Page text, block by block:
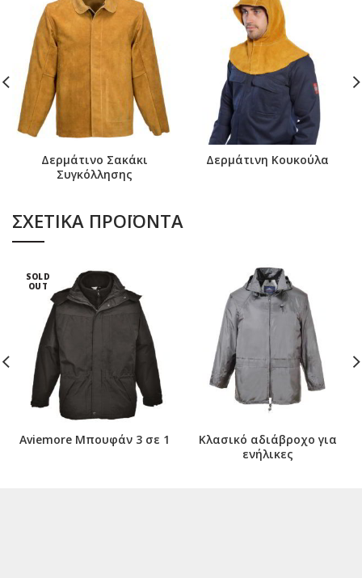
Δερμάτινο Σακάκι
Συγκόλλησης
Δερμάτινη Κουκούλα
ΣΧΕΤΙΚΆ ΠΡΟΪΌΝΤΑ
SOLD
OUT
Aviemore Μπουφάν 3 σε 1
Kλασικό αδιάβροχο για
ενήλικες